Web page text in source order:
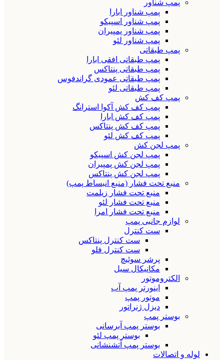
پمپ شناور
پمپ شناور ابارا
پمپ شناور اسپیکو
پمپ شناور پمپیران
پمپ شناور لئو
پمپ طبقاتی
پمپ طبقاتی افقی ابارا
پمپ طبقاتی پنتاکس
پمپ طبقاتی عمودی گراندفوس
پمپ طبقاتی لئو
پمپ کف کش
پمپ کف کش آکوا استرانگ
پمپ کف کش ابارا
پمپ کف کش پنتاکس
پمپ کف کش لئو
پمپ لجن کش
پمپ لجن کش اسپیکو
پمپ لجن کش پمپیران
پمپ لجن کش پنتاکس
منبع تحت فشار (منبع انبساط پمپ)
منبع تحت فشار زیلمت
منبع تحت فشار لئو
منبع تحت فشار امرا
لوازم جانبی پمپ
ست کنترل
ست کنترل پنتاکس
ست کنترل فلو
پرشر سوئیچ
مکانیکال سیل
الکتروموتور
اینورتر پمپ آب
موتور پمپ
دیزل ژنراتور
بوستر پمپ
بوستر پمپ آبرسانی
بوستر پمپ لئو
بوستر پمپ آتشنشانی
لوله و اتصالات